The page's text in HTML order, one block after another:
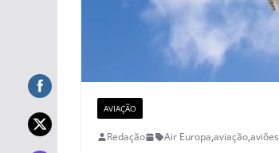
AVIAÇÃO
Redação Air Europa,aviação,aviões